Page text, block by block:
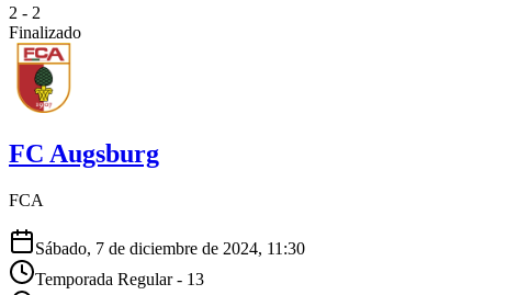
2 - 2
Finalizado
FC Augsburg
FCA
Sábado, 7 de diciembre de 2024, 11:30
Temporada Regular - 13